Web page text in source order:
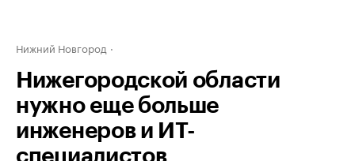
Нижний Новгород
Нижегородской области
нужно еще больше
инженеров и ИТ-
специалистов